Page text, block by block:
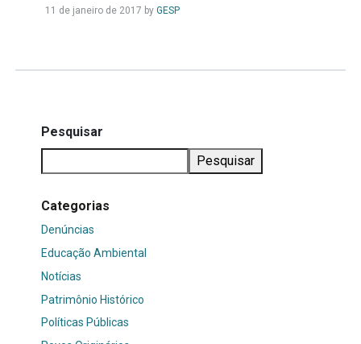
11 de janeiro de 2017 by GESPLeia
Pesquisar
Pesquisar
Categorias
Denúncias
Educação Ambiental
Notícias
Patrimônio Histórico
Políticas Públicas